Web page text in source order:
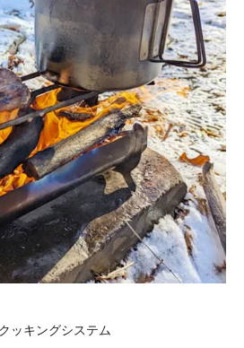
ッキングシステム